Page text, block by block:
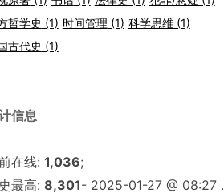
哲学史 (1) 时间管理 (1) 科学思维(1)
古代史 (1)
信息
在线: 1,036;
最高: 8,301- 2025-01-27 @ 08:27 .